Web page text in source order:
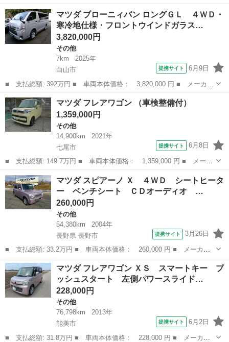
名： マツダ ■ 車種名： フレアワゴンカスタムスタイル ■ グレ
ード名： ＸＧ・４ＷＤ・ハイブリッド・ＴＶ・ナビ・Ｂｌｕｅｔ
ｏｏｔｈ機...
石川 かほく市 その他
マツダ ブローニィバン ロングＧＬ ４ＷＤ・
寒冷地仕様・フロントウインドガラス…
3,820,000円
その他
7km
2025年
白山市
提携サイト 6月9日
■ 支払総額: 392万円 ■ 車両本体価格： 3,820,000 円 ■ メーカー
名： マツダ ■ 車種名： ブローニィバン ■ グレード名： ロン
グＧＬ ４ＷＤ・寒冷地仕様・フロントウインドガラスデアイザ－ロ
ングＧＬト...
石川 白山市 その他
マツダ フレアワゴン （車検整備付）
1,359,000円
その他
14,900km
2021年
七尾市
提携サイト 6月8日
■ 支払総額: 149.7万円 ■ 車両本体価格： 1,359,000 円 ■ メーカ
ー名： マツダ ■ 車種名： フレアワゴン ■ グレード名： ■
排気量： 660cc ■ ドア枚数： 5D ■ ミッション： CVT...
石川 七尾市 その他
マツダ スピアーノ Ｘ ４ＷＤ シートヒータ
ー ベンチシート ＣＤオーディオ …
260,000円
その他
54,380km
2004年
長野県 長野市
提携サイト 3月26日
■ 支払総額: 33.2万円 ■ 車両本体価格： 260,000 円 ■ メーカー
名： マツダ ■ 車種名： スピアーノ ■ グレード名： Ｘ ４Ｗ
Ｄ シートヒーター ベンチシート ＣＤオーディオ 衝突安全ボデ
ィ キーレス...
長野 長野市 その他
マツダ フレアワゴン ＸＳ スマートキー プ
ッシュスタート 左側パワースライド…
228,000円
その他
76,798km
2013年
能美市
提携サイト 6月2日
■ 支払総額: 31.8万円 ■ 車両本体価格： 228,000 円 ■ メーカー